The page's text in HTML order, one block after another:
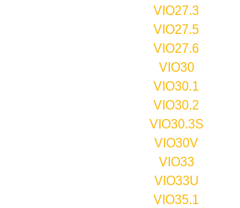
VIO27.3
VIO27.5
VIO27.6
VIO30
VIO30.1
VIO30.2
VIO30.3S
VIO30V
VIO33
VIO33U
VIO35.1